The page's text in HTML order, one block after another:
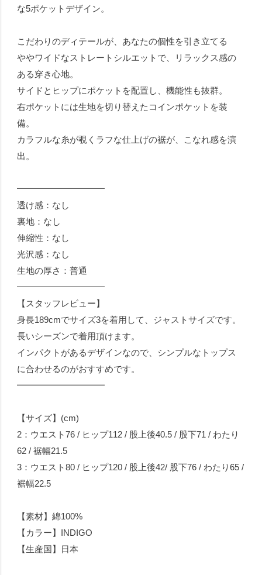
な5ポケットデザイン。
こだわりのディテールが、あなたの個性を引き立てる
ややワイドなストレートシルエットで、リラックス感の
ある穿き心地。
サイドとヒップにポケットを配置し、機能性も抜群。
右ポケットには生地を切り替えたコインポケットを装
備。
カラフルな糸が覗くラフな仕上げの裾が、こなれ感を演
出。
━━━━━━━━━━
透け感：なし
裏地：なし
伸縮性：なし
光沢感：なし
生地の厚さ：普通
━━━━━━━━━━
【スタッフレビュー】
身長189cmでサイズ3を着用して、ジャストサイズです。
長いシーズンで着用頂けます。
インパクトがあるデザインなので、シンプルなトップス
に合わせるのがおすすめです。
━━━━━━━━━━
【サイズ】(cm)
2：ウエスト76 / ヒップ112 / 股上後40.5 / 股下71 / わたり
62 / 裾幅21.5
3：ウエスト80 / ヒップ120 / 股上後42/ 股下76 / わたり65 /
裾幅22.5
【素材】綿100%
【カラー】INDIGO
【生産国】日本